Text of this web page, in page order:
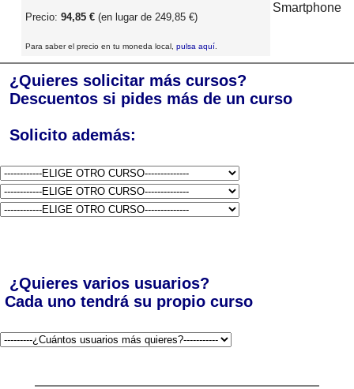
Precio: 94,85 € (en lugar de 249,85 €)
Para saber el precio en tu moneda local, pulsa aquí
¿Quieres solicitar más cursos?
Descuentos si pides más de un curso
Solicito además:
¿Quieres varios usuarios?
Cada uno tendrá su propio curso